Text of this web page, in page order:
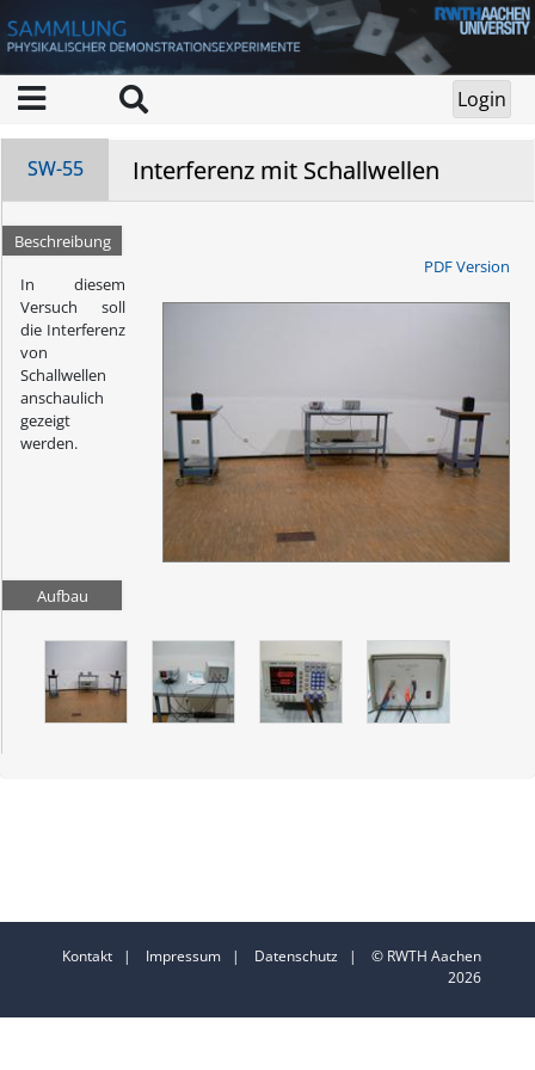
SW-55 Interferenz mit Schallwellen
Beschreibung
PDF Version
In diesem
Versuch soll
die Interferenz
von
Schallwellen
anschaulich
gezeigt
werden.
Aufbau
Kontakt | Impressum | Datenschutz | © RWTH Aachen
2026